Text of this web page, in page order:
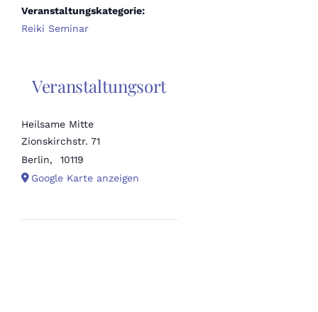
Veranstaltungskategorie:
Reiki Seminar
Veranstaltungsort
Heilsame Mitte
Zionskirchstr. 71
Berlin,
10119
Google Karte anzeigen